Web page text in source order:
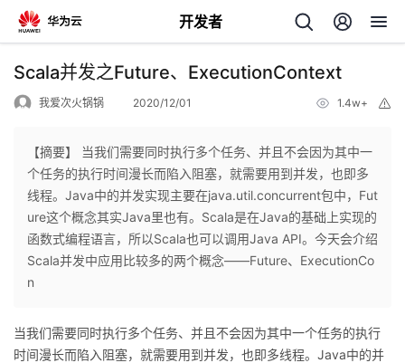
开发者
返
个
人
页
我
开
Scala并发之Future、ExecutionContext
我爱次火锅锅 2020/12/01 1.4w+
【摘要】 当我们需要同时执行多个任务、并且不会因为其中一
个任务的执行时间漫长而陷入阻塞，就需要用到并发，也即多
线程。Java中的并发实现主要在java.util.concurrent包中，Fut
ure这个概念其实Java里也有。Scala是在Java的基础上实现的
函数式编程语言，所以Scala也可以调用Java API。今天会介绍
Scala并发中应用比较多的两个概念——Future、ExecutionCo
n
当我们需要同时执行多个任务、并且不会因为其中一个任务的执行
时间漫长而陷入阻塞，就需要用到并发，也即多线程。 Java中的并